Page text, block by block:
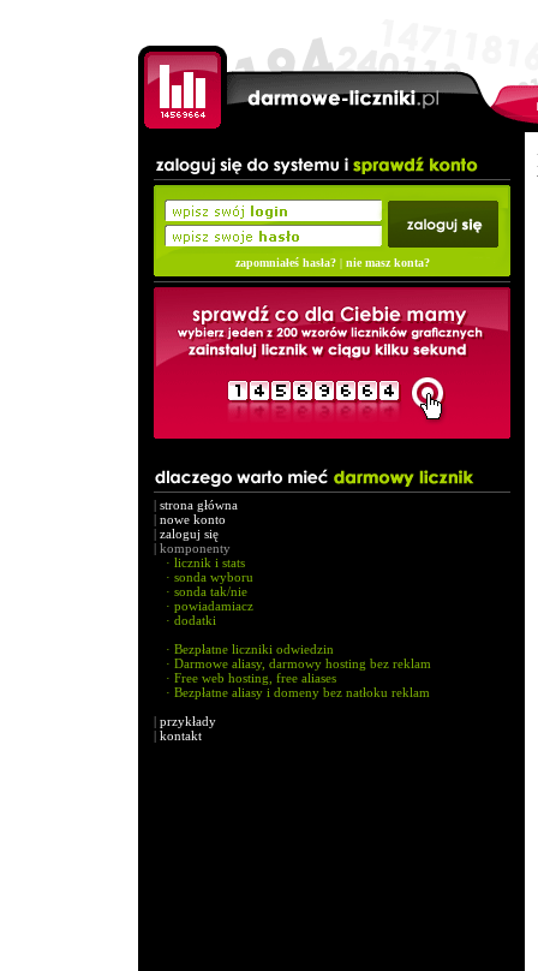
zapomniałeś hasła?| nie masz konta?
| strona główna
| nowe konto
| zaloguj się
| komponenty
· licznik i stats
· sonda wyboru
· sonda tak/nie
· powiadamiacz
· dodatki
· Bezpłatne liczniki odwiedzin
· Darmowe aliasy, darmowy hosting bez reklam
· Free web hosting, free aliases
· Bezpłatne aliasy i domeny bez natłoku reklam
| przykłady
| kontakt